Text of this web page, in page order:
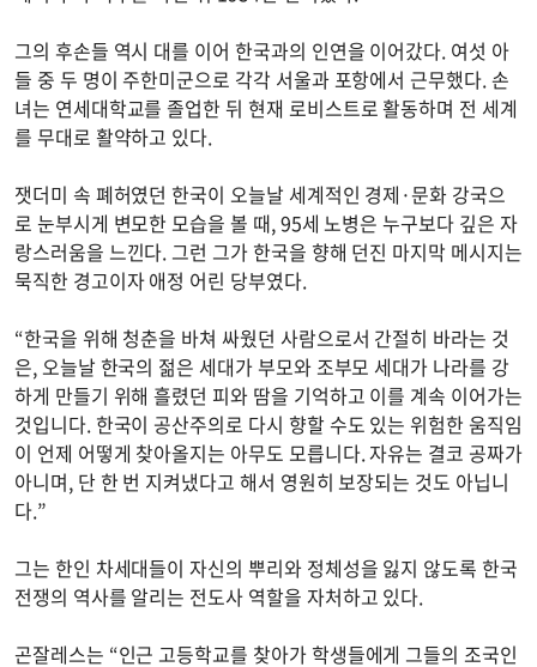
그의 후손들 역시 대를 이어 한국과의 인연을 이어갔다. 여섯 아
들 중 두 명이 주한미군으로 각각 서울과 포항에서 근무했다. 손
녀는 연세대학교를 졸업한 뒤 현재 로비스트로 활동하며 전 세계
를 무대로 활약하고 있다.
잿더미 속 폐허였던 한국이 오늘날 세계적인 경제·문화 강국으
로 눈부시게 변모한 모습을 볼 때, 95세 노병은 누구보다 깊은 자
랑스러움을 느낀다. 그런 그가 한국을 향해 던진 마지막 메시지는
묵직한 경고이자 애정 어린 당부였다.
“한국을 위해 청춘을 바쳐 싸웠던 사람으로서 간절히 바라는 것
은, 오늘날 한국의 젊은 세대가 부모와 조부모 세대가 나라를 강
하게 만들기 위해 흘렸던 피와 땀을 기억하고 이를 계속 이어가는
것입니다. 한국이 공산주의로 다시 향할 수도 있는 위험한 움직임
이 언제 어떻게 찾아올지는 아무도 모릅니다. 자유는 결코 공짜가
아니며, 단 한 번 지켜냈다고 해서 영원히 보장되는 것도 아닙니
다.”
그는 한인 차세대들이 자신의 뿌리와 정체성을 잃지 않도록 한국
전쟁의 역사를 알리는 전도사 역할을 자처하고 있다.
곤잘레스는 “인근 고등학교를 찾아가 학생들에게 그들의 조국인